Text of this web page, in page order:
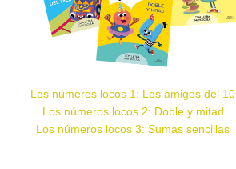
Los números locos 1: Los amigos del 10
Los números locos 2: Doble y mitad
Los números locos 3: Sumas sencillas